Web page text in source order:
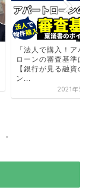
「法人で購入！アパ
ローンの審査基準は
【銀行が見る融資の
ン...
2021年5